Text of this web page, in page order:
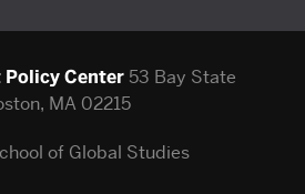
Policy Center 53 Bay State
MA 02215
of Global Studies